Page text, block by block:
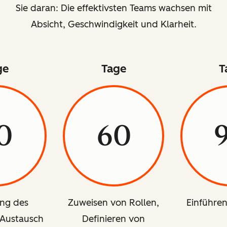
Sie daran: Die effektivsten Teams wachsen mit
Absicht, Geschwindigkeit und Klarheit.
des
Tage
60
Zuweisen von Rollen,
Definieren von